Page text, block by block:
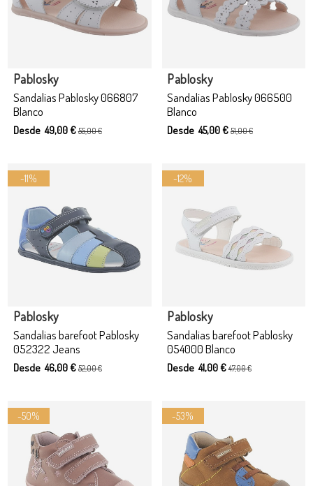
Sandalias Pablosky 066807
Blanco
Pablosky
Desde 49,00 €55,00 €
Sandalias Pablosky 066500
Blanco
Pablosky
Desde 45,00 € 51,00 €
-11%
Sandalias barefoot Pablosky
052322 Jeans
Pablosky
Desde 46,00 €52,00 €
-12%
Sandalias barefoot Pablosky
054000 Blanco
Pablosky
Desde 41,00 €47,00 €
-50% -53%